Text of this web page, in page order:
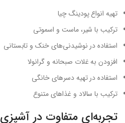
تهیه انواع پودینگ چیا
ترکیب با شیر، ماست و اسموتی
استفاده در نوشیدنی‌های خنک و تابستانی
افزودن به غلات صبحانه و گرانولا
استفاده در تهیه دسرهای خانگی
ترکیب با سالاد و غذاهای متنوع
تجربه‌ای متفاوت در آشپزی